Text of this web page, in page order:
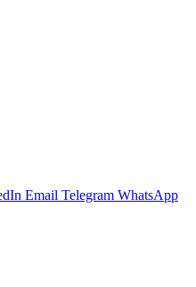
Email Telegram WhatsApp